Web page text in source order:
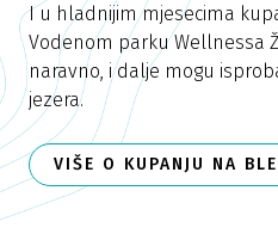
I u hladnijim mjesecima
Vodenom parku Wellnessa
naravno, i dalje mogu
jezera.
VIŠE O KUPANJU NA